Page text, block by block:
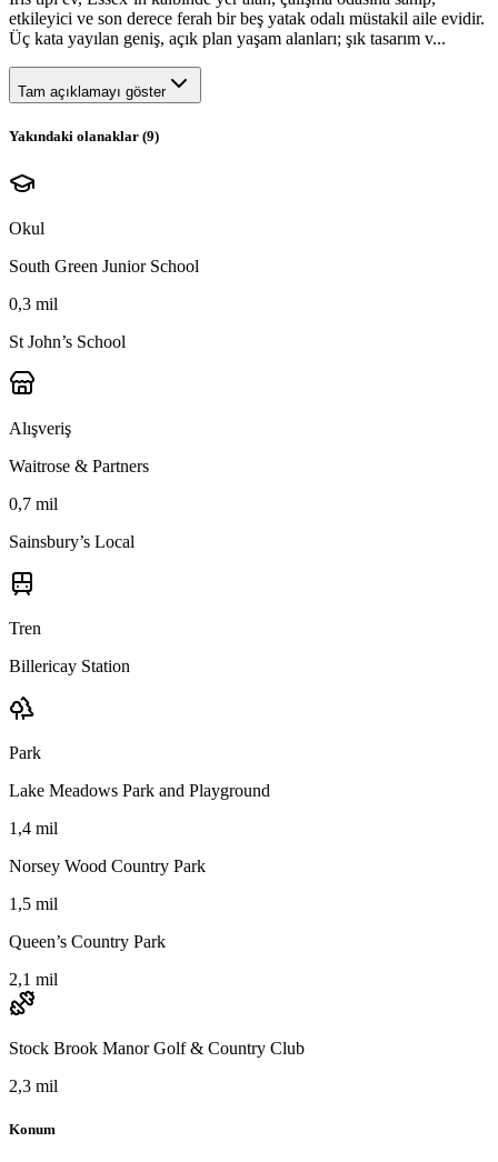
etkileyici ve son derece ferah bir beş yatak odalı müstakil aile evidir.
Üç kata yayılan geniş, açık plan yaşam alanları; şık tasarım v...
Tam açıklamayı göster
Yakındaki olanaklar (9)
Okul
South Green Junior School
0,3 mil
St John’s School
Alışveriş
Waitrose & Partners
0,7 mil
Sainsbury’s Local
Tren
Billericay Station
Park
Lake Meadows Park and Playground
1,4 mil
Norsey Wood Country Park
1,5 mil
Queen’s Country Park
2,1 mil
Stock Brook Manor Golf & Country Club
2,3 mil
Konum